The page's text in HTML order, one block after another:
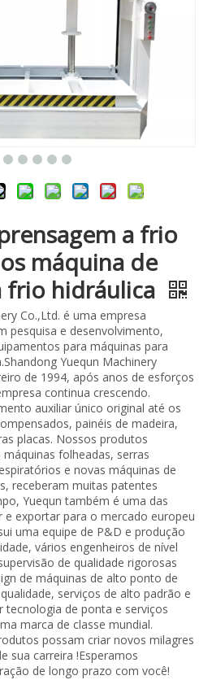
a frio
máquina de
frio hidráulica
Co.,Ltd. é uma empresa
pesquisa e desenvolvimento,
para máquinas para
Yuequn Machinery
de 1994, após anos de esforços
continua crescendo.
auxiliar único original até os
painéis de madeira,
placas. Nossos produtos
folheadas, serras
e novas máquinas de
receberam muitas patentes
Yuequn também é uma das
e exportar para o mercado europeu
uma equipe de P&D e produção
vários engenheiros de nível
de qualidade rigorosas
de máquinas de alto ponto de
serviços de alto padrão e
tecnologia de ponta e serviços
marca de classe mundial.
possam criar novos milagres
sua carreira !Esperamos
de longo prazo com você!